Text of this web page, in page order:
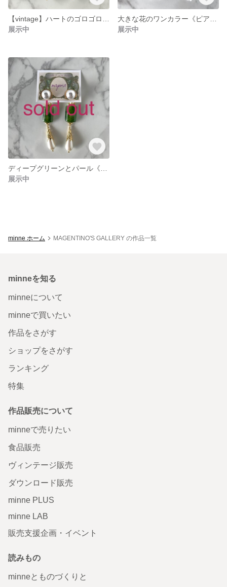
展示中
展示中
展示中
minne ホーム MAGENTINO'S GALLERY の作品一覧
minneを知る
minneについて
minneで買いたい
作品をさがす
ショップをさがす
ランキング
特集
作品販売について
minneで売りたい
食品販売
ヴィンテージ販売
ダウンロード販売
minne PLUS
minne LAB
販売支援企画・イベント
読みもの
minneとものづくりと